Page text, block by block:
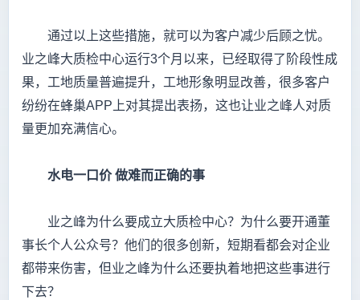
通过以上这些措施，就可以为客户减少后顾之忧。
业之峰大质检中心运行3个月以来，已经取得了阶段性成
果，工地质量普遍提升，工地形象明显改善，很多客户
纷纷在蜂巢APP上对其提出表扬，这也让业之峰人对质
量更加充满信心。
水电一口价做难而正确的事
业之峰为什么要成立大质检中心？为什么要开通董
事长个人公众号？他们的很多创新，短期看都会对企业
都带来伤害，但业之峰为什么还要执着地把这些事进行
下去？